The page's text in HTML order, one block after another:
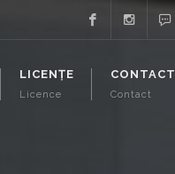
LICENȚE
Licence
CONTACT
Contact